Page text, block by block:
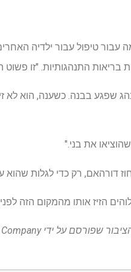
עבור טיפול עבור ילדיה
בריאות התנהגותיות. "זו
שפגע בבנה. כשענה, הוא
את בני."
רק כדי לגלות שהוא
הזיז אותו מהמקום הזה